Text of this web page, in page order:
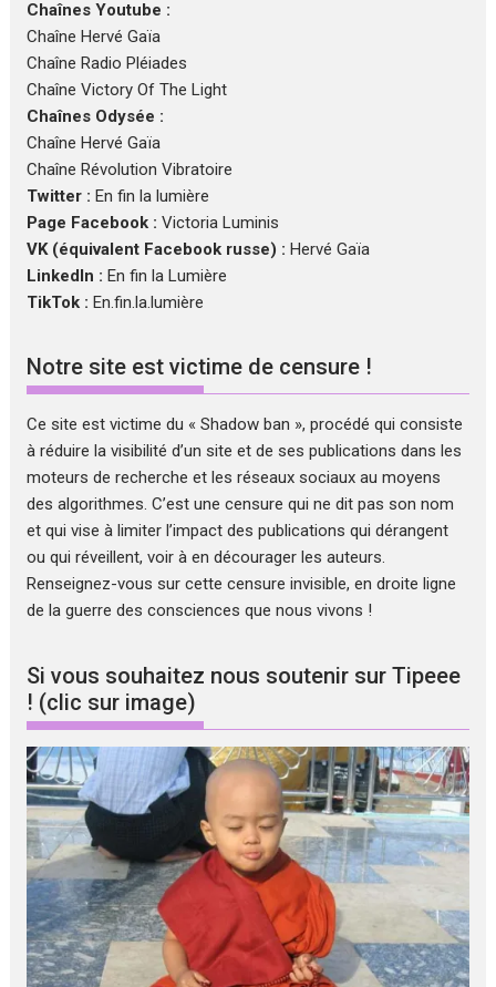
Chaînes Youtube :
Chaîne Hervé Gaïa
Chaîne Radio Pléiades
Chaîne Victory Of The Light
Chaînes Odysée :
Chaîne Hervé Gaïa
Chaîne Révolution Vibratoire
Twitter : En fin la lumière
Page Facebook : Victoria Luminis
VK (équivalent Facebook russe) : Hervé Gaïa
LinkedIn : En fin la Lumière
TikTok : En.fin.la.lumière
Notre site est victime de censure !
Ce site est victime du « Shadow ban », procédé qui consiste
à réduire la visibilité d’un site et de ses publications dans les
moteurs de recherche et les réseaux sociaux au moyens
des algorithmes. C’est une censure qui ne dit pas son nom
et qui vise à limiter l’impact des publications qui dérangent
ou qui réveillent, voir à en décourager les auteurs.
Renseignez-vous sur cette censure invisible, en droite ligne
de la guerre des consciences que nous vivons !
Si vous souhaitez nous soutenir sur Tipeee
! (clic sur image)